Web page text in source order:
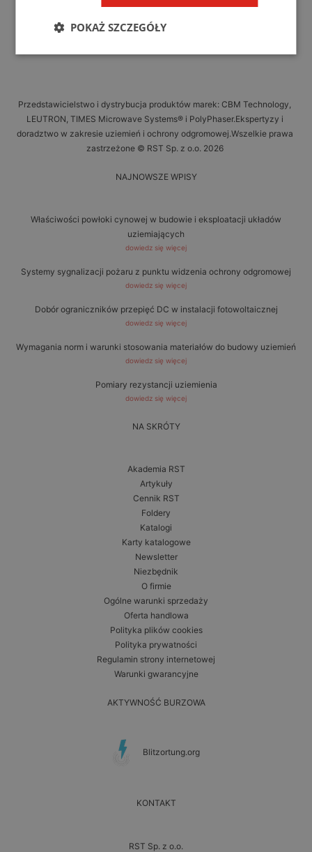
Przedstawicielstwo i dystrybucja produktów marek: CBM Technology,
LEUTRON, TIMES Microwave Systems® i PolyPhaser.Ekspertyzy i
doradztwo w zakresie uziemień i ochrony odgromowej.Wszelkie prawa
zastrzeżone © RST Sp. z o.o. 2026
NAJNOWSZE WPISY
Właściwości powłoki cynowej w budowie i eksploatacji układów
uziemiających
dowiedz się więcej
Systemy sygnalizacji pożaru z punktu widzenia ochrony odgromowej
dowiedz się więcej
Dobór ograniczników przepięć DC w instalacji fotowoltaicznej
dowiedz się więcej
Wymagania norm i warunki stosowania materiałów do budowy uziemień
dowiedz się więcej
Pomiary rezystancji uziemienia
dowiedz się więcej
NA SKRÓTY
Akademia RST
Artykuły
Cennik RST
Foldery
Katalogi
Karty katalogowe
Newsletter
Niezbędnik
O firmie
Ogólne warunki sprzedaży
Oferta handlowa
Polityka plików cookies
Polityka prywatności
Regulamin strony internetowej
Warunki gwarancyjne
AKTYWNOŚĆ BURZOWA
Blitzortung.org
KONTAKT
RST Sp. z o.o.
POKAŻ SZCZEGÓŁY